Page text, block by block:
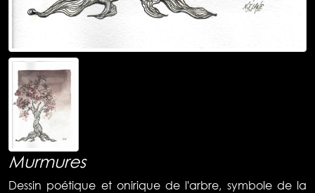
Murmures
Dessin poétique et onirique de l'arbre, symbole de la